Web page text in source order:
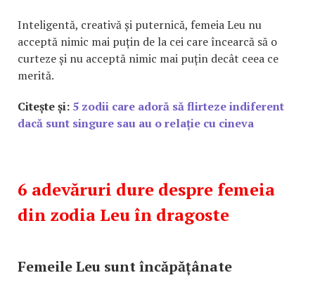
Inteligentă, creativă și puternică, femeia Leu nu
acceptă nimic mai puțin de la cei care încearcă să o
curteze și nu acceptă nimic mai puțin decât ceea ce
merită.
Citește și: 5 zodii care adoră să flirteze indiferent
dacă sunt singure sau au o relație cu cineva
6 adevăruri dure despre femeia
din zodia Leu în dragoste
Femeile Leu sunt încăpățânate